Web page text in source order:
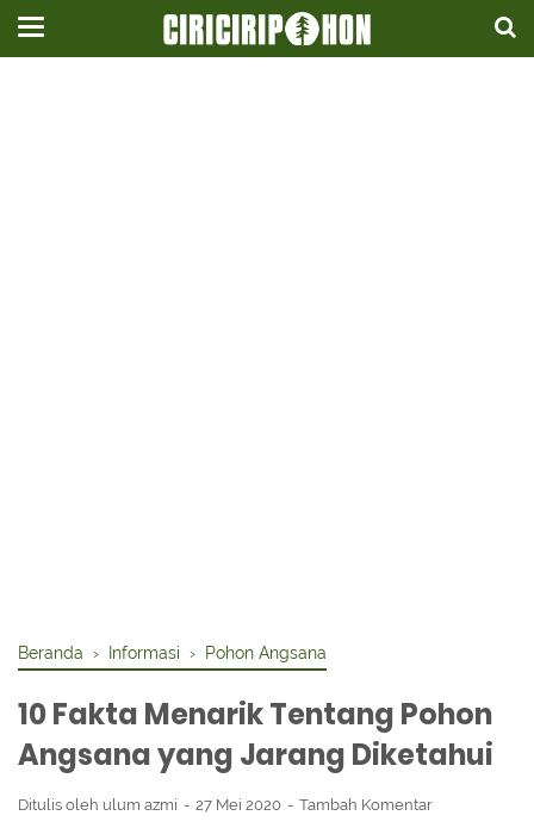
Beranda › Informasi › Pohon Angsana
10 Fakta Menarik Tentang Pohon
Angsana yang Jarang Diketahui
Ditulis oleh ulum azmi 27 Mei 2020 Tambah Komentar